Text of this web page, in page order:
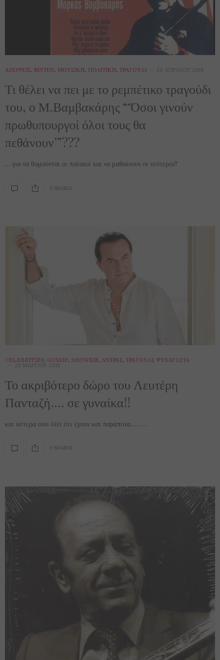
ΑΠΌΨΕΙΣ, ΒΊΝΤΕΟ, ΜΟΥΣΙΚΉ, ΠΟΛΙΤΙΚΉ, ΤΡΑΓΟΎΔΙ 20 ΑΠΡΙΛΊΟΥ 2018
Τι θέλει να πει με το ρεμπέτικο τραγούδι
του, ο Μ.Βαμβακάρης “‘Όσοι γινούν
πρωθυπουργοί όλοι τους θα
πεθάνουν’”???
… για να θυμούνται οι παλαιοί και να μαθαίνουν οι νεότεροι!!
0 SHARES
CELEBRITIES, GOSSIP, SHOWBIZ, ΆΝΤΡΑΣ, ΤΡΑΓΟΎΔΙ, ΨΥΧΑΓΩΓΊΑ
20 ΜΑΡΤΊΟΥ 2018
Το ακριβότερο δώρο του Λευτέρη
Πανταζή…. σε γυναίκα!!
και ύστερα σου λέει ότι έχουν και παράπονα………
0 SHARES